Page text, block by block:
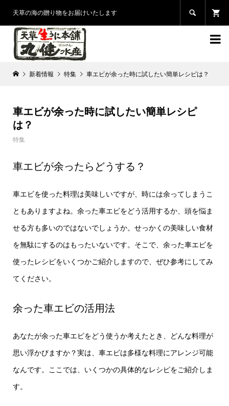
天草の海の贈り物をお届けいたします 

新着情報 特集 車エビが余った時に試したい簡単レシピは？
車エビが余った時に試したい簡単レシピ
は？
特集
車エビが余ったらどうする？
車エビを使った料理は美味しいですが、時には余ってしまうこ
ともありますよね。余った車エビをどう活用するか、頭を悩ま
せる方も多いのではないでしょうか。せっかくの美味しい食材
を無駄にするのはもったいないです。そこで、余った車エビを
使ったレシピをいくつかご紹介しますので、ぜひ参考にしてみ
てください。
余った車エビの活用法
あなたが余った車エビをどう使うか考えたとき、どんな料理が
思い浮かびますか？実は、車エビは多様な料理にアレンジ可能
なんです。ここでは、いくつかの具体的なレシピをご紹介しま
す。